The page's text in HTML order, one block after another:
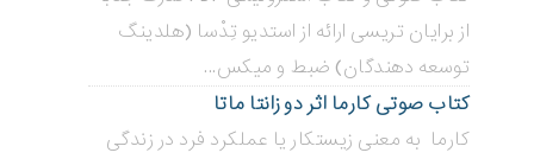
از برایان تریسی ارائه از استدیو تِدْسا (هلدینگ
توسعه دهندگان) ضبط و میکس...
کتاب صوتی کارما اثر دو زانتا ماتا
کارما به معنی زیستکار یا عملکرد فرد در زندگی